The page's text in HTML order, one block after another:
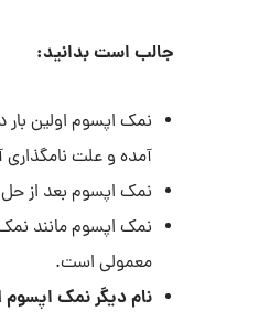
جالب است بدانید:
نمک اپسوم اولین
آمده و علت
نمک اپسوم بعد از
نمک اپسوم مانند
معمولی است.
نام دیگر نمک اپسوم